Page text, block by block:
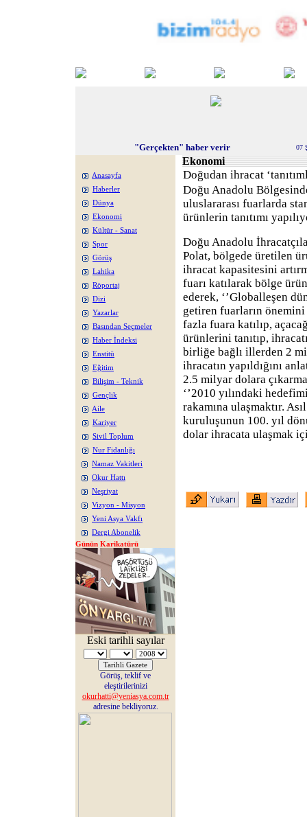
"Gerçekten" haber verir 07
Anasayfa
Haberler
Dünya
Ekonomi
Kültür - Sanat
Spor
Görüş
Lahika
Röportaj
Dizi
Yazarlar
Basından Seçmeler
Haber İndeksi
Enstitü
Eğitim
Bilişim - Teknik
Gençlik
Aile
Kariyer
Sivil Toplum
Nur Fidanlığı
Namaz Vakitleri
Okur Hattı
Neşriyat
Vizyon - Misyon
Yeni Asya Vakfı
Dergi Abonelik
Günün Karikatürü
Eski tarihli sayılar
Görüş, teklif ve
eleştirilerinizi
okurhatti@yeniasya.com.tr
adresine bekliyoruz.
Ekonomi
Doğudan ihracat
Doğu Anadolu
uluslararası fuarlarda
ürünlerin tanıtımı
Doğu Anadolu
Polat, bölgede üretilen
ihracat kapasitesini
fuarı katılarak bölge
ederek, ‘’Globalleşen
getiren fuarların
fazla fuara katılıp,
ürünlerini tanıtıp,
birliğe bağlı illerden 2
ihracatın yapıldığını
2.5 milyar dolara
‘’2010 yılındaki
rakamına ulaşmaktır.
kuruluşunun 100. yıl
dolar ihracata ulaşmak